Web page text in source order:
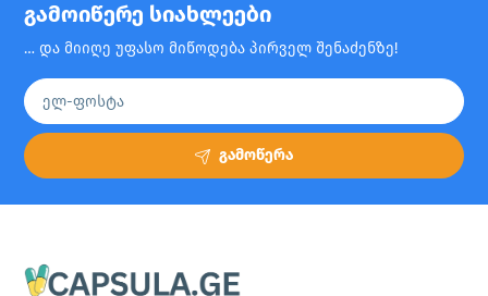
გამოიწერე სიახლეები
… და მიიღე უფასო მიწოდება პირველ შენაძენზე!
გამოწერა